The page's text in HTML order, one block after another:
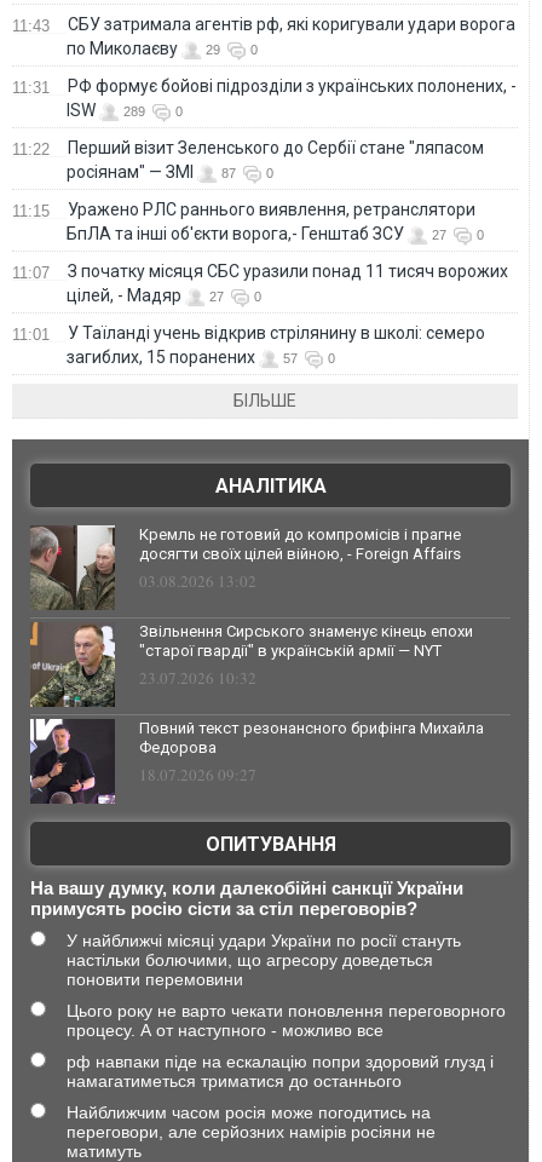
11:43
СБУ затримала агентів рф, які коригували удари ворога
по Миколаєву
29 0
11:31
РФ формує бойові підрозділи з українських полонених, -
ISW
289 0
11:22
Перший візит Зеленського до Сербії стане "ляпасом
росіянам" — ЗМІ
87 0
11:15
Уражено РЛС раннього виявлення, ретранслятори
БпЛА та інші об'єкти ворога,- Генштаб ЗСУ
27 0
11:07
З початку місяця СБС уразили понад 11 тисяч ворожих
цілей, - Мадяр
27 0
11:01
У Таїланді учень відкрив стрілянину в школі: семеро
загиблих, 15 поранених
57 0
БІЛЬШЕ
АНАЛІТИКА
Кремль не готовий до компромісів і прагне
досягти своїх цілей війною, - Foreign Affairs
03.08.2026 13:02
Звільнення Сирського знаменує кінець епохи
"старої гвардії" в українській армії — NYT
23.07.2026 10:32
Повний текст резонансного брифінга Михайла
Федорова
18.07.2026 09:27
ОПИТУВАННЯ
На вашу думку, коли далекобійні санкції України
примусять росію сісти за стіл переговорів?
У найближчі місяці удари України по росії стануть
настільки болючими, що агресору доведеться
поновити перемовини
Цього року не варто чекати поновлення переговорного
процесу. А от наступного - можливо все
рф навпаки піде на ескалацію попри здоровий глузд і
намагатиметься триматися до останнього
Найближчим часом росія може погодитись на
переговори, але серйозних намірів росіяни не
матимуть